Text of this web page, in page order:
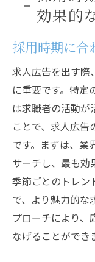
効果的
採用時期に合
求人広告を出す際
に重要です。特定
は求職者の活動が
ことで、求人広
です。まずは、業
サーチし、最も効
季節ごとのトレン
で、より魅力的な
プローチにより、
なげることができ